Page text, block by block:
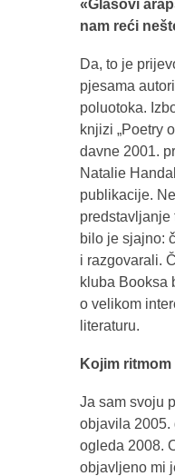
«Glasovi
nam reći
Da, to je
pjesama
poluotoka.
knjizi „Poetry
davne 2001.
Natalie
publikacije.
predstavljanje
bilo je sjajno:
i razgovarali.
kluba Booksa
o velikom
literaturu.
Kojim
Ja sam svoju
objavila 2005.
ogleda 2008.
objavljeno mi